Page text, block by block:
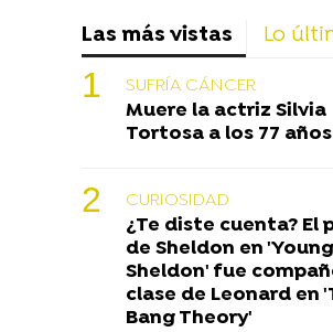
Las más vistas Lo
SUFRÍA CÁNCER
Muere la actriz Silvia
Tortosa a los 77 años
CURIOSIDAD
¿Te diste cuenta? El
de Sheldon en 'Young
Sheldon' fue
clase de Leonard en
Bang Theory'